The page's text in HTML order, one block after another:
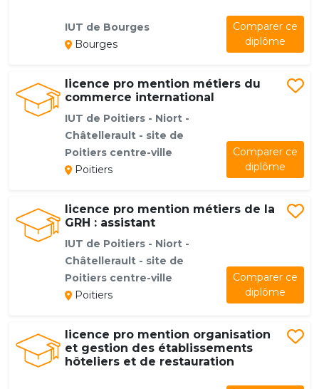
IUT de Bourges
Bourges
Comparer ce
diplôme
licence pro mention métiers du
commerce international
IUT de Poitiers - Niort -
Châtellerault - site de
Poitiers centre-ville
Poitiers
Comparer ce
diplôme
licence pro mention métiers de la
GRH : assistant
IUT de Poitiers - Niort -
Châtellerault - site de
Poitiers centre-ville
Poitiers
Comparer ce
diplôme
licence pro mention organisation
et gestion des établissements
hôteliers et de restauration